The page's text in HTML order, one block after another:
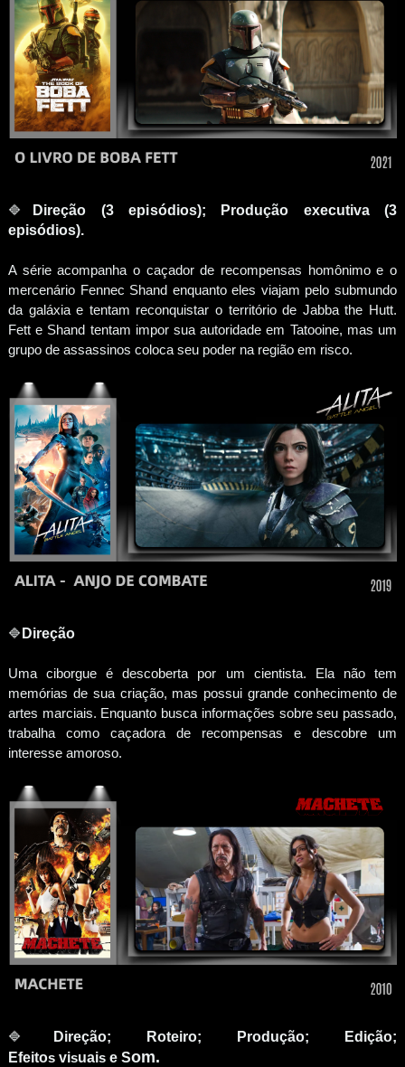
🔷 Direção (3 episódios); Produção executiva(3
episódios).
A série acompanha o caçador de recompensas homônimo e o
mercenário Fennec Shand enquanto eles viajam pelo submundo
da galáxia e tentam reconquistar o território de Jabba the Hutt.
Fett e Shand tentam impor sua autoridade em Tatooine, mas um
grupo de assassinos coloca seu poder na região em risco.
🔷 Direção
Uma ciborgue é descoberta por um cientista. Ela não tem
memórias de sua criação, mas possui grande conhecimento de
artes marciais. Enquanto busca informações sobre seu passado,
trabalha como caçadora de recompensas e descobre um
interesse amoroso.
🔷
Direção; Roteiro; Produção; Edição;
Efeitos visuaise Som.